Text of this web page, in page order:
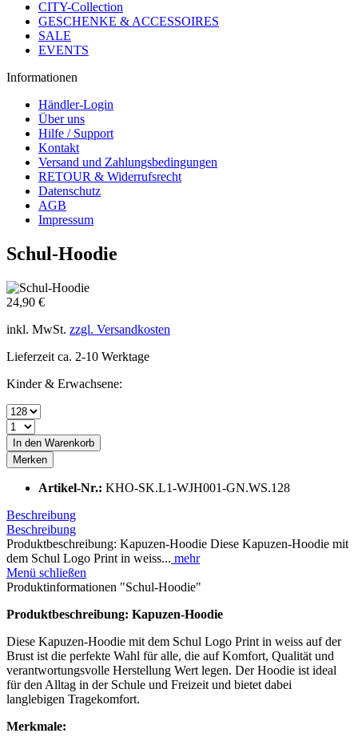
CITY-Collection
GESCHENKE & ACCESSOIRES
SALE
EVENTS
Informationen
Händler-Login
Über uns
Hilfe / Support
Kontakt
Versand und Zahlungsbedingungen
RETOUR & Widerrufsrecht
Datenschutz
AGB
Impressum
Schul-Hoodie
24,90 €
inkl. MwSt. zzgl. Versandkosten
Lieferzeit ca. 2-10 Werktage
Kinder & Erwachsene:
In den Warenkorb
Merken
Artikel-Nr.: KHO-SK.L1-WJH001-GN.WS.128
Beschreibung
Beschreibung
Produktbeschreibung: Kapuzen-Hoodie Diese Kapuzen-Hoodie mit
dem Schul Logo Print in weiss... mehr
Menü schließen
Produktinformationen "Schul-Hoodie"
Produktbeschreibung: Kapuzen-Hoodie
Diese Kapuzen-Hoodie mit dem Schul Logo Print in weiss auf der
Brust ist die perfekte Wahl für alle, die auf Komfort, Qualität und
verantwortungsvolle Herstellung Wert legen. Der Hoodie ist ideal
für den Alltag in der Schule und Freizeit und bietet dabei
langlebigen Tragekomfort.
Merkmale: